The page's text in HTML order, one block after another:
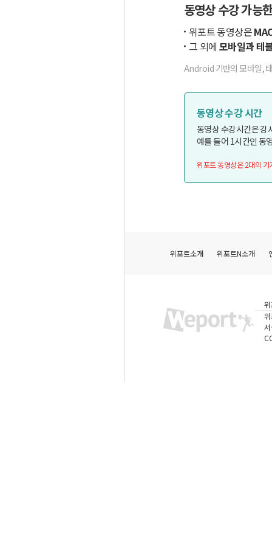
동영상 수강 가능
위포트 동영상은
그 외에 모바일과 테
Android 기반의 모바일,
동영상 수강 시간
동영상 수강시간은 강
예를 들어 1시간인 동
위포트 동영상은 2대의
위포트소개 위포트N소개